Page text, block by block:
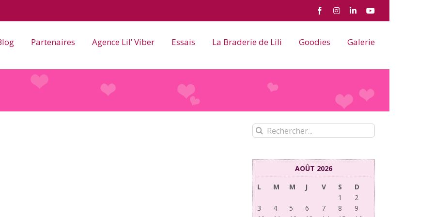
FacebookInstagram
LinkedInYouTube
Partenaires Agence Lil’ Viber Essais La Braderie de Lili Goodies Galerie
Rechercher:
AOÛT 2026
L
M M J V S
D
1
2
3
4 5 6 7 8
9